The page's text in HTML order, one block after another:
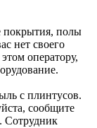
покрытия, полы
нет своего
оператору,
с плинтусов.
сообщите
Сотрудник